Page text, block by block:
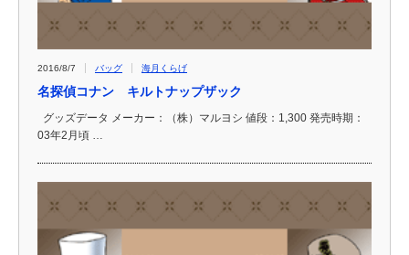
2016/8/7 バッグ 海月くらげ
名探偵コナン キルトナップザック
グッズデータ メーカー：（株）マルヨシ 値段：1,300 発売時期：
03年2月頃 …